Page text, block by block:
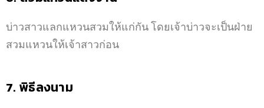
บ่าวสาวแลกแหวนสวมให้แก่กัน โดยเจ้าบ่าวจะเป็นฝ่าย
สวมแหวนให้เจ้าสาวก่อน
7. พิธีลงนาม